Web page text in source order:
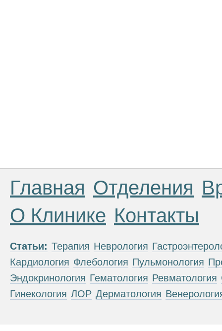
Главная Отделения
О Клинике Контакты
Статьи: Терапия Неврология
Кардиология Флебология Пульмонология
Эндокринология Гематология Ревматология
Гинекология ЛОР Дерматология